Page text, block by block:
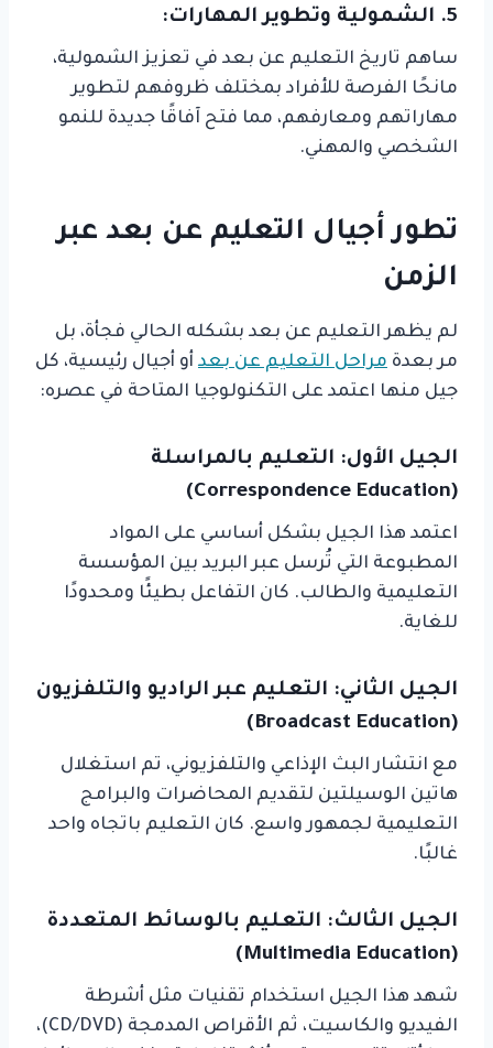
5. الشمولية وتطوير المهارات:
ساهم تاريخ التعليم عن بعد في تعزيز الشمولية،
مانحًا الفرصة للأفراد بمختلف ظروفهم لتطوير
مهاراتهم ومعارفهم، مما فتح آفاقًا جديدة للنمو
الشخصي والمهني.
تطور أجيال التعليم عن بعد عبر
الزمن
لم يظهر التعليم عن بعد بشكله الحالي فجأة، بل
مر بعدة مراحل التعليم عن بعد أو أجيال رئيسية، كل
جيل منها اعتمد على التكنولوجيا المتاحة في عصره:
الجيل الأول: التعليم بالمراسلة
(Correspondence Education)
اعتمد هذا الجيل بشكل أساسي على المواد
المطبوعة التي تُرسل عبر البريد بين المؤسسة
التعليمية والطالب. كان التفاعل بطيئًا ومحدودًا
للغاية.
الجيل الثاني: التعليم عبر الراديو والتلفزيون
(Broadcast Education)
مع انتشار البث الإذاعي والتلفزيوني، تم استغلال
هاتين الوسيلتين لتقديم المحاضرات والبرامج
التعليمية لجمهور واسع. كان التعليم باتجاه واحد
غالبًا.
الجيل الثالث: التعليم بالوسائط المتعددة
(Multimedia Education)
شهد هذا الجيل استخدام تقنيات مثل أشرطة
الفيديو والكاسيت، ثم الأقراص المدمجة (CD/DVD)،